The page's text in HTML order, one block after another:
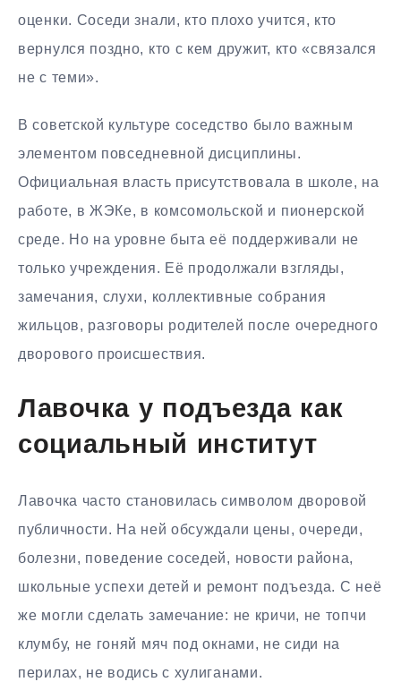
оценки. Соседи знали, кто плохо учится, кто
вернулся поздно, кто с кем дружит, кто «связался
не с теми».
В советской культуре соседство было важным
элементом повседневной дисциплины.
Официальная власть присутствовала в школе, на
работе, в ЖЭКе, в комсомольской и пионерской
среде. Но на уровне быта её поддерживали не
только учреждения. Её продолжали взгляды,
замечания, слухи, коллективные собрания
жильцов, разговоры родителей после очередного
дворового происшествия.
Лавочка у подъезда как
социальный институт
Лавочка часто становилась символом дворовой
публичности. На ней обсуждали цены, очереди,
болезни, поведение соседей, новости района,
школьные успехи детей и ремонт подъезда. С неё
же могли сделать замечание: не кричи, не топчи
клумбу, не гоняй мяч под окнами, не сиди на
перилах, не водись с хулиганами.